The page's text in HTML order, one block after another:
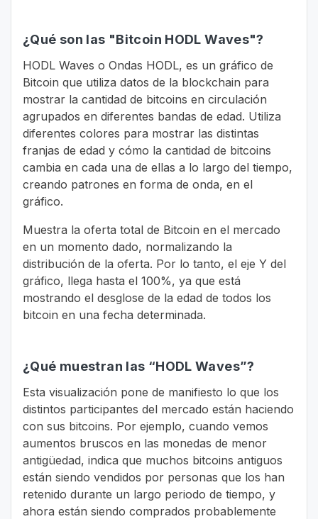
¿Qué son las "Bitcoin HODL Waves"?
HODL Waves o Ondas HODL, es un gráfico de
Bitcoin que utiliza datos de la blockchain para
mostrar la cantidad de bitcoins en circulación
agrupados en diferentes bandas de edad. Utiliza
diferentes colores para mostrar las distintas
franjas de edad y cómo la cantidad de bitcoins
cambia en cada una de ellas a lo largo del tiempo,
creando patrones en forma de onda, en el
gráfico.
Muestra la oferta total de Bitcoin en el mercado
en un momento dado, normalizando la
distribución de la oferta. Por lo tanto, el eje Y del
gráfico, llega hasta el 100%, ya que está
mostrando el desglose de la edad de todos los
bitcoin en una fecha determinada.
¿Qué muestran las “HODL Waves”?
Esta visualización pone de manifiesto lo que los
distintos participantes del mercado están haciendo
con sus bitcoins. Por ejemplo, cuando vemos
aumentos bruscos en las monedas de menor
antigüedad, indica que muchos bitcoins antiguos
están siendo vendidos por personas que los han
retenido durante un largo periodo de tiempo, y
ahora están siendo comprados probablemente